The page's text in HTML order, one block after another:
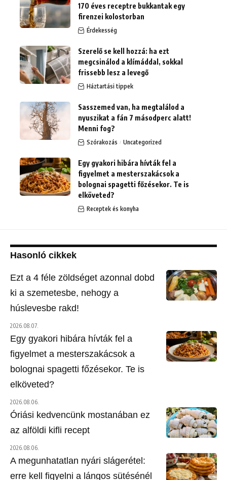
170 éves receptre bukkantak egy
firenzei kolostorban
Érdekesség
Szerelő se kell hozzá: ha ezt
megcsinálod a klímáddal, sokkal
frissebb lesz a levegő
Háztartási tippek
Sasszemed van, ha megtalálod a
nyuszikat a fán 7 másodperc alatt!
Menni fog?
Szórakozás Uncategorized
Egy gyakori hibára hívták fel a
figyelmet a mesterszakácsok a
bolognai spagetti főzésekor. Te is
elköveted?
Receptek és konyha
Hasonló cikkek
Ezt a 4 féle zöldséget azonnal dobd
ki a szemetesbe, nehogy a
húslevesbe rakd!
2026.08.07.
Egy gyakori hibára hívták fel a
figyelmet a mesterszakácsok a
bolognai spagetti főzésekor. Te is
elköveted?
2026.08.06.
Óriási kedvencünk mostanában ez
az alföldi kifli recept
2026.08.06.
A megunhatatlan nyári slágerétel:
erre kell figyelni a lángos sütésénél